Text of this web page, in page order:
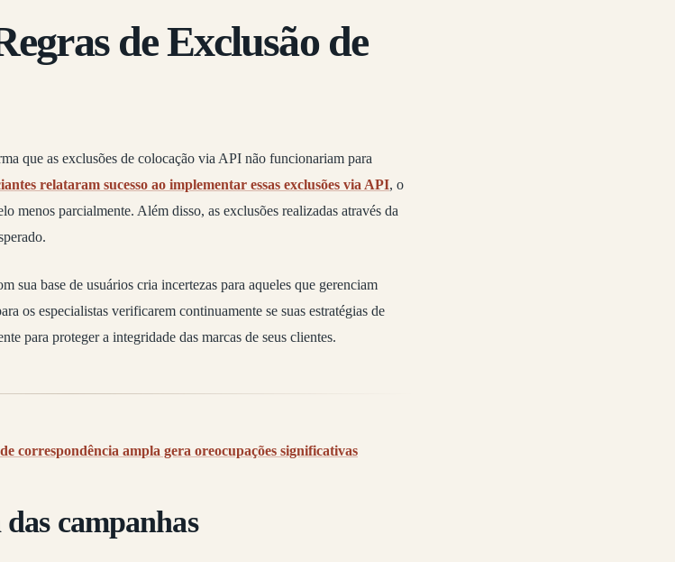
de Exclusão de
que as exclusões de colocação via API não funcionariam para
relataram sucesso ao implementar essas exclusões via API, o
menos parcialmente. Além disso, as exclusões realizadas através da
sua base de usuários cria incertezas para aqueles que gerenciam
os especialistas verificarem continuamente se suas estratégias de
para proteger a integridade das marcas de seus clientes.
correspondência ampla gera oreocupações significativas
campanhas